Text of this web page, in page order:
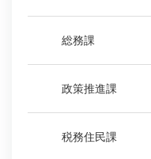
総務課
政策推進課
税務住民課